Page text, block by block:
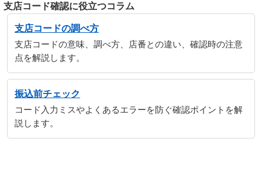
支店コード確認に役立つコラム
支店コードの調べ方
支店コードの意味、調べ方、店番との違い、確認時の注意
点を解説します。
振込前チェック
コード入力ミスやよくあるエラーを防ぐ確認ポイントを解
説します。